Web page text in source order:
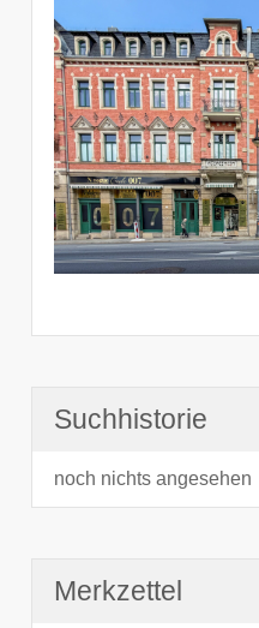
Suchhistorie
noch nichts angesehen
Merkzettel